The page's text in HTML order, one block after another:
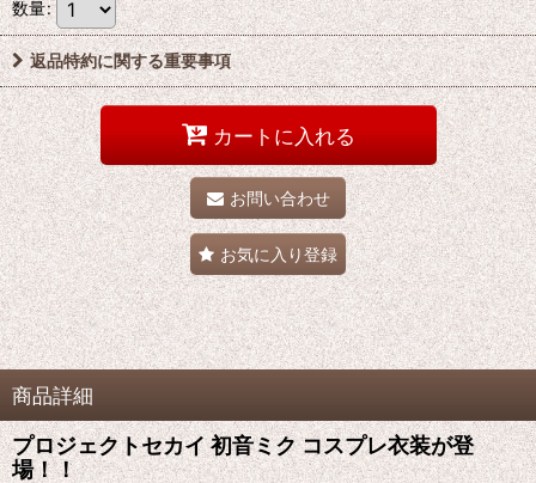
数量:
返品特約に関する重要事項
カートに入れる
お問い合わせ
お気に入り登録
商品詳細
プロジェクトセカイ 初音ミク コスプレ衣装が登
場！！